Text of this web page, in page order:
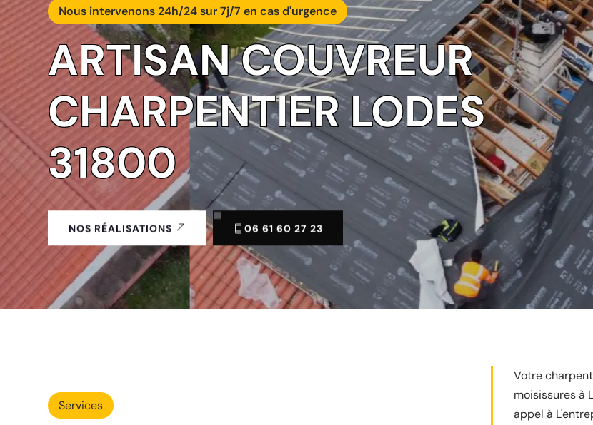
Nous intervenons 24h/24 sur 7j/7 en cas d'urgence
ARTISAN COUVREUR
CHARPENTIER LODES
31800
NOS RÉALISATIONS 06 61 60 27 23
Services
Votre
moisissures à
appel à